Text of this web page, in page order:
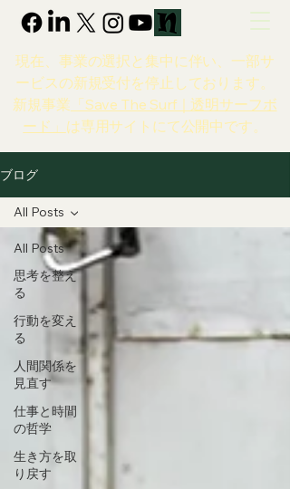
現在、事業の選択と集中に伴い、一部サ
ービスの新規受付を停止しております。
新規事業 「Save The Surf｜透明サーフボ
ード」 は専用サイトにて公開中です。
ブログ
All Posts
思考を整え
る
行動を変え
る
人間関係を
見直す
仕事と時間
の哲学
生き方を取
り戻す
All Posts